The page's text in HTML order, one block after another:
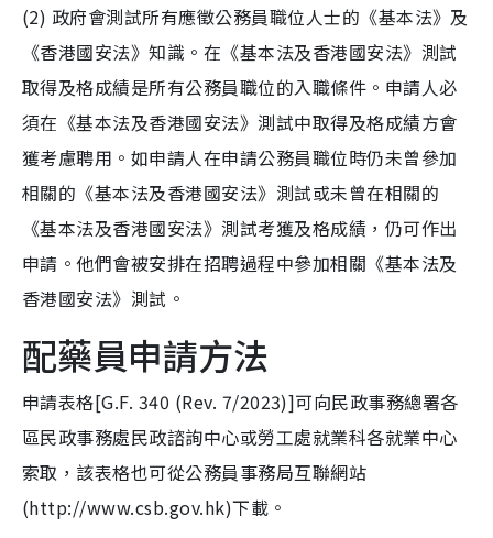
(2) 政府會測試所有應徵公務員職位人士的《基本法》及
《香港國安法》知識。在《基本法及香港國安法》測試
取得及格成績是所有公務員職位的入職條件。申請人必
須在《基本法及香港國安法》測試中取得及格成績方會
獲考慮聘用。如申請人在申請公務員職位時仍未曾參加
相關的《基本法及香港國安法》測試或未曾在相關的
《基本法及香港國安法》測試考獲及格成績，仍可作出
申請。他們會被安排在招聘過程中參加相關《基本法及
香港國安法》測試。
配藥員申請方法
申請表格[G.F. 340 (Rev. 7/2023)]可向民政事務總署各
區民政事務處民政諮詢中心或勞工處就業科各就業中心
索取，該表格也可從公務員事務局互聯網站
(http://www.csb.gov.hk)下載。